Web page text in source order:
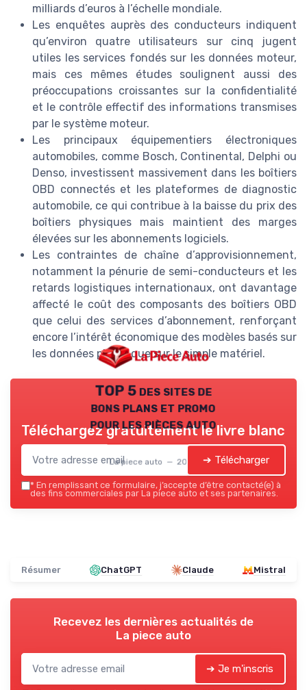
milliards d’euros à l’échelle mondiale.
Les enquêtes auprès des conducteurs indiquent
qu’environ quatre utilisateurs sur cinq jugent
utiles les services fondés sur les données moteur,
mais ces mêmes études soulignent aussi des
préoccupations croissantes sur la confidentialité
et le contrôle effectif des informations transmises
par le système moteur.
Les principaux équipementiers électroniques
automobiles, comme Bosch, Continental, Delphi ou
Denso, investissent massivement dans les boîtiers
OBD connectés et les plateformes de diagnostic
automobile, ce qui contribue à la baisse du prix des
boîtiers physiques mais maintient des marges
élevées sur les abonnements logiciels.
Les contraintes de chaîne d’approvisionnement,
notamment la pénurie de semi-conducteurs et les
retards logistiques internationaux, ont davantage
affecté le coût des composants des boîtiers OBD
que celui des services d’abonnement, renforçant
encore l’intérêt économique des modèles basés sur
les données plutôt que sur le simple matériel.
TOP 5 des sites de
bons plans et promo
pour les pièces auto
La piece auto — 2026
Téléchargez gratuitement le livre blanc
➔ Télécharger
* En remplissant ce formulaire, j’accepte d’être contacté(e) à
des fins commerciales par La piece auto et ses partenaires.
Résumer ChatGPT Claude Mistral
Recevez les dernières actualités de
La piece auto
➔ Je m'inscris